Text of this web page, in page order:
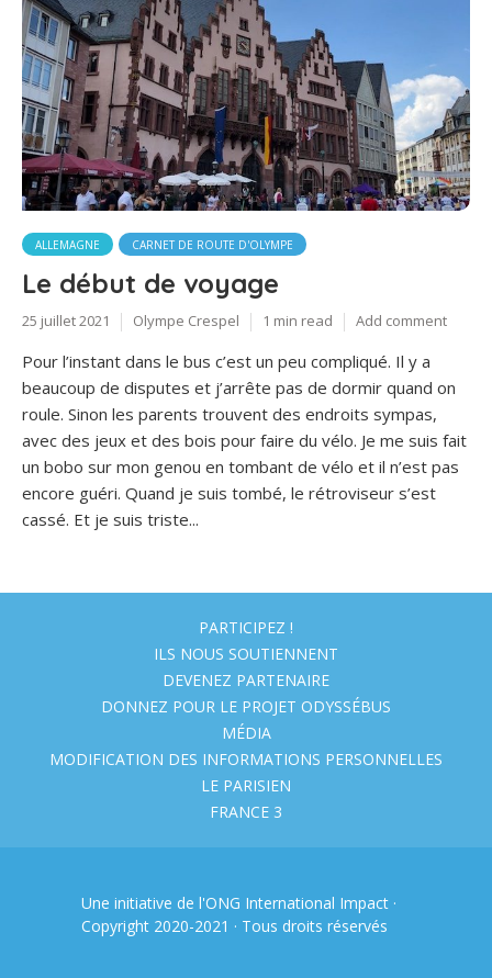
ALLEMAGNE CARNET DE ROUTE D'OLYMPE
Le début de voyage
25 juillet 2021 Olympe Crespel 1 min read Add comment
Pour l’instant dans le bus c’est un peu compliqué. Il y a
beaucoup de disputes et j’arrête pas de dormir quand on
roule. Sinon les parents trouvent des endroits sympas,
avec des jeux et des bois pour faire du vélo. Je me suis fait
un bobo sur mon genou en tombant de vélo et il n’est pas
encore guéri. Quand je suis tombé, le rétroviseur s’est
cassé. Et je suis triste...
PARTICIPEZ !
ILS NOUS SOUTIENNENT
DEVENEZ PARTENAIRE
DONNEZ POUR LE PROJET ODYSSÉBUS
MÉDIA
MODIFICATION DES INFORMATIONS PERSONNELLES
LE PARISIEN
FRANCE 3
Une initiative de l'ONG International Impact ·
Copyright 2020-2021 · Tous droits réservés